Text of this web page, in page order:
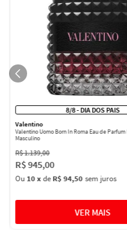
8/8 - DIA DOS PAIS
Valentino
Valentino Uomo Born In Roma Eau de
Masculino
R$1.139,00
R$945,00
Ou 10xdeR$ 94,50 sem juros